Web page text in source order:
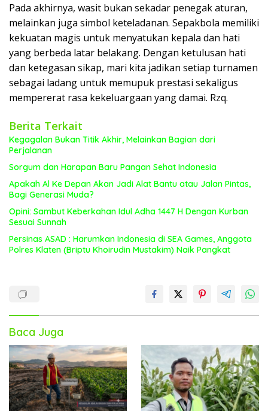
Pada akhirnya, wasit bukan sekadar penegak aturan,
melainkan juga simbol keteladanan. Sepakbola memiliki
kekuatan magis untuk menyatukan kepala dan hati
yang berbeda latar belakang. Dengan ketulusan hati
dan ketegasan sikap, mari kita jadikan setiap turnamen
sebagai ladang untuk memupuk prestasi sekaligus
mempererat rasa kekeluargaan yang damai. Rzq.
Berita Terkait
Kegagalan Bukan Titik Akhir, Melainkan Bagian dari
Perjalanan
Sorgum dan Harapan Baru Pangan Sehat Indonesia
Apakah Al Ke Depan Akan Jadi Alat Bantu atau Jalan Pintas,
Bagi Generasi Muda?
Opini: Sambut Keberkahan Idul Adha 1447 H Dengan Kurban
Sesuai Sunnah
Persinas ASAD : Harumkan Indonesia di SEA Games, Anggota
Polres Klaten (Briptu Khoirudin Mustakim) Naik Pangkat
Baca Juga